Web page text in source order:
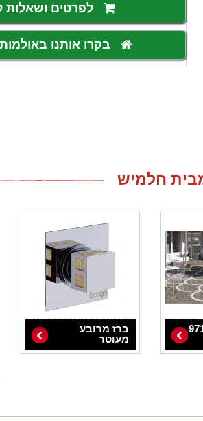
לפרטים
בקרו אותנו
חלמיש
ברז מרובע
מעוטר